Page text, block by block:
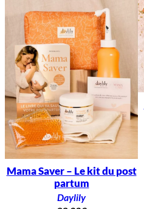
Mama Saver – Le kit du post
partum
Daylily